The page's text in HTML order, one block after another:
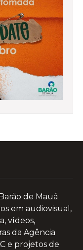
de Mauá
em audiovisual,
vídeos,
da Agência
e projetos de